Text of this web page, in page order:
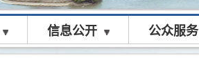
信息公开 公众服务